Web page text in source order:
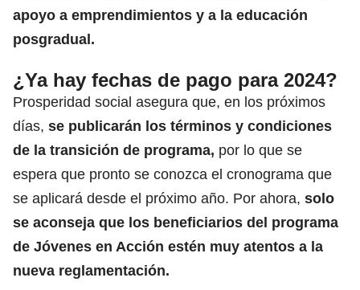
apoyo a emprendimientos y a la educación
posgradual.
¿Ya hay fechas de pago para 2024?
Prosperidad social asegura que, en los próximos
días, se publicarán los términos y condiciones
de la transición de programa, por lo que se
espera que pronto se conozca el cronograma que
se aplicará desde el próximo año. Por ahora, solo
se aconseja que los beneficiarios del programa
de Jóvenes en Acción estén muy atentos a la
nueva reglamentación.